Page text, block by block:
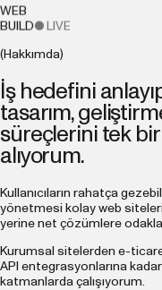
WEB
BUILD● LIVE
(Hakkımda)
İş hedefini
tasarım,
süreçlerini tek
alıyorum.
Kullanıcıların rahatça
yönetmesi kolay web
yerine net çözümlere
Kurumsal sitelerden e-
API entegrasyonlarına
katmanlarda çalışıyorum.